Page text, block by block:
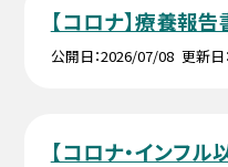
【コロナ】療養報告
公開日 2026/07/08 更新日
【コロナ・インフ